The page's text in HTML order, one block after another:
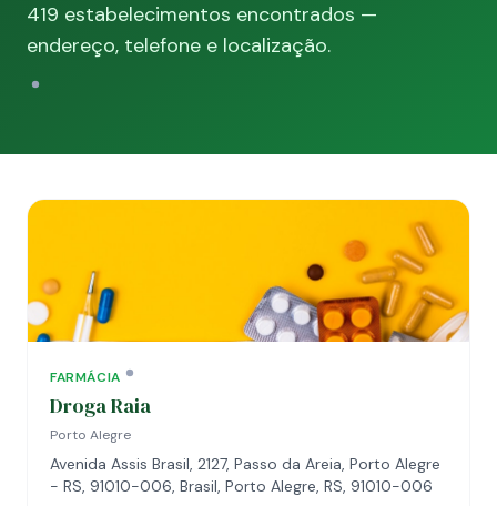
419 estabelecimentos encontrados —
endereço, telefone e localização.
FARMÁCIA
Droga Raia
Porto Alegre
Avenida Assis Brasil, 2127, Passo da Areia, Porto Alegre
- RS, 91010-006, Brasil, Porto Alegre, RS, 91010-006